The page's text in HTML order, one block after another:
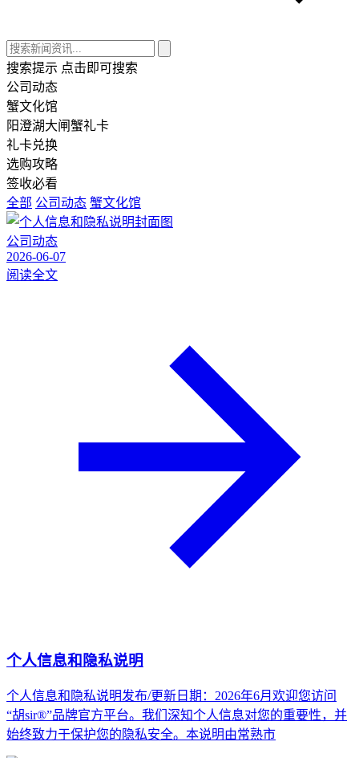
搜索提示 点击即可搜索
公司动态
蟹文化馆
阳澄湖大闸蟹礼卡
礼卡兑换
选购攻略
签收必看
全部 公司动态 蟹文化馆
公司动态
2026-06-07
阅读全文
个人信息和隐私说明
个人信息和隐私说明发布/更新日期：2026年6月欢迎您访问
“胡sir®”品牌官方平台。我们深知个人信息对您的重要性，并
始终致力于保护您的隐私安全。本说明由常熟市